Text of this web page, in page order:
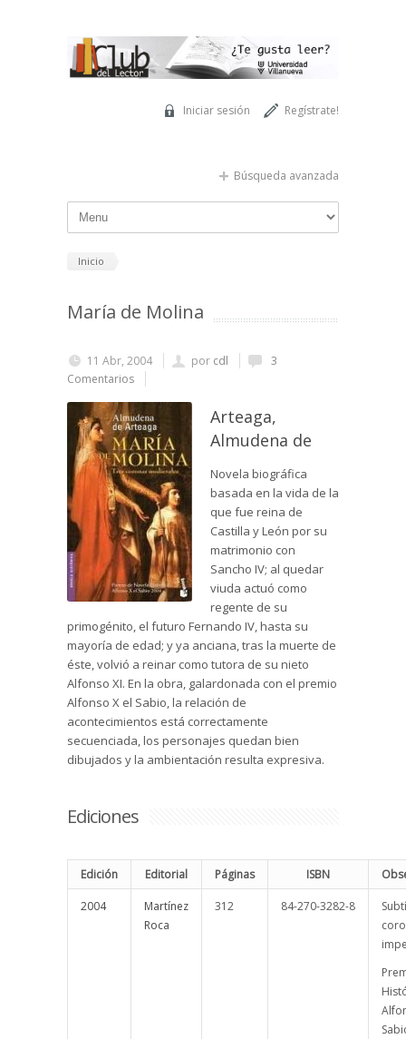
Regístrate!
Iniciar sesión
Búsqueda avanzada
Inicio
María de Molina
11 Abr, 2004 por cdl
3
Comentarios
Arteaga,
Almudena de
Novela biográfica
basada en la vida de la
que fue reina de
Castilla y León por su
matrimonio con
Sancho IV; al quedar
viuda actuó como
regente de su
primogénito, el futuro Fernando IV, hasta su
mayoría de edad; y ya anciana, tras la muerte de
éste, volvió a reinar como tutora de su nieto
Alfonso XI. En la obra, galardonada con el premio
Alfonso X el Sabio, la relación de
acontecimientos está correctamente
secuenciada, los personajes quedan bien
dibujados y la ambientación resulta expresiva.
Ediciones
Edición Editorial Páginas ISBN
2004
Martínez
Roca
312 84-270-3282-8